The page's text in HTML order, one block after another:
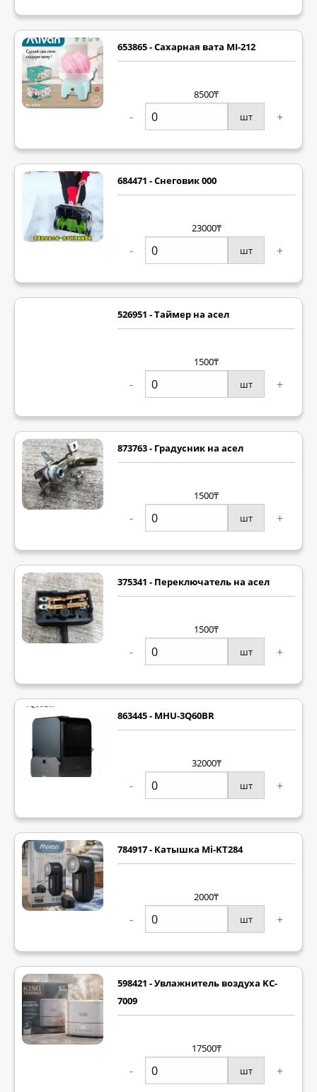
653865 - Сахарная вата MI-212
8500₸
- шт +
684471 - Снеговик 000
23000₸
- шт +
526951 - Таймер на асел
1500₸
- шт +
873763 - Градусник на асел
1500₸
- шт +
375341 - Переключатель на асел
1500₸
- шт +
863445 - MHU-3Q60BR
32000₸
- шт +
784917 - Катышка Mi-KT284
2000₸
- шт +
598421 - Увлажнитель воздуха KC-
7009
17500₸
- шт +